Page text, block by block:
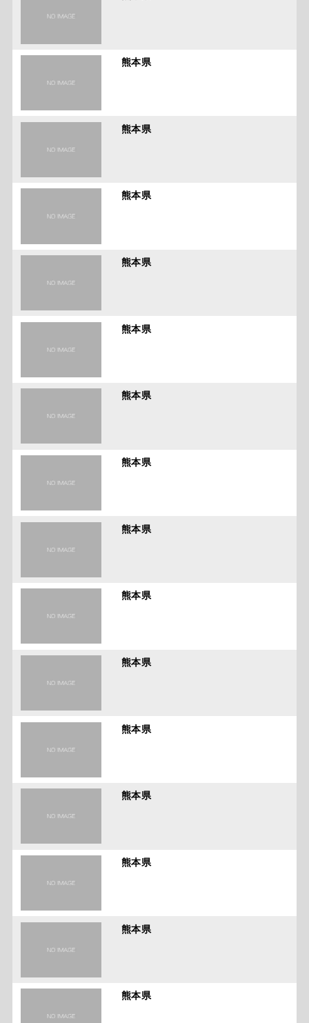
熊本県
熊本県
熊本県
熊本県
熊本県
熊本県
熊本県
熊本県
熊本県
熊本県
熊本県
熊本県
熊本県
熊本県
熊本県